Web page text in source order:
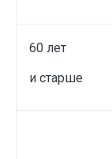
60 лет
и старше